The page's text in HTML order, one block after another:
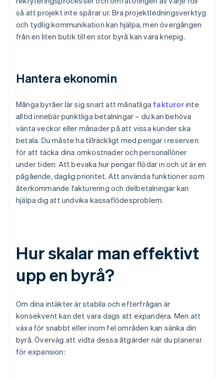
så att projekt inte spårar ur. Bra projektledningsverktyg
och tydlig kommunikation kan hjälpa, men övergången
från en liten butik till en stor byrå kan vara knepig.
Hantera ekonomin
Många byråer lär sig snart att månatliga fakturorinte
alltid innebär punktliga betalningar – du kan behöva
vänta veckor eller månader på att vissa kunder ska
betala. Du måste ha tillräckligt med pengar i reserven
för att täcka dina omkostnader och personallöner
under tiden. Att bevaka hur pengar flödar in och ut är en
pågående, daglig prioritet. Att använda funktioner som
återkommande fakturering och delbetalningar kan
hjälpa dig att undvika kassaflödesproblem.
Hur skalar man effektivt
upp en byrå?
Om dina intäkter är stabila och efterfrågan är
konsekvent kan det vara dags att expandera. Men att
växa för snabbt eller inom fel områden kan sänka din
byrå. Överväg att vidta dessa åtgärder när du planerar
för expansion: